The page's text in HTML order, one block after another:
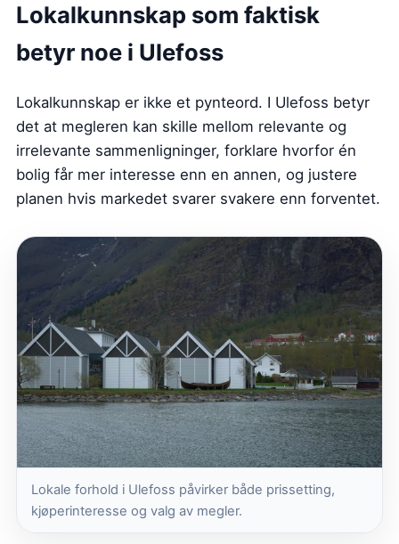
Lokalkunnskap som faktisk
betyr noe i Ulefoss
Lokalkunnskap er ikke et pynteord. I Ulefoss betyr
det at megleren kan skille mellom relevante og
irrelevante sammenligninger, forklare hvorfor én
bolig får mer interesse enn en annen, og justere
planen hvis markedet svarer svakere enn forventet.
Lokale forhold i Ulefoss påvirker både prissetting,
kjøperinteresse og valg av megler.